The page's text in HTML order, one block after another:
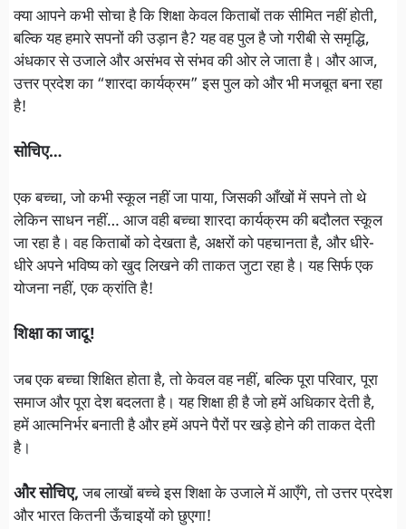
क्या आपने कभी सोचा है कि शिक्षा केवल किताबों तक सीमित नहीं होती,
बल्कि यह हमारे सपनों की उड़ान है? यह वह पुल है जो गरीबी से समृद्धि,
अंधकार से उजाले और असंभव से संभव की ओर ले जाता है। और आज,
उत्तर प्रदेश का “शारदा कार्यक्रम” इस पुल को और भी मजबूत बना रहा
है!
सोचिए…
एक बच्चा, जो कभी स्कूल नहीं जा पाया, जिसकी आँखों में सपने तो थे
लेकिन साधन नहीं… आज वही बच्चा शारदा कार्यक्रम की बदौलत स्कूल
जा रहा है। वह किताबों को देखता है, अक्षरों को पहचानता है, और धीरे-
धीरे अपने भविष्य को खुद लिखने की ताकत जुटा रहा है। यह सिर्फ एक
योजना नहीं, एक क्रांति है!
शिक्षा का जादू!
जब एक बच्चा शिक्षित होता है, तो केवल वह नहीं, बल्कि पूरा परिवार, पूरा
समाज और पूरा देश बदलता है। यह शिक्षा ही है जो हमें अधिकार देती है,
हमें आत्मनिर्भर बनाती है और हमें अपने पैरों पर खड़े होने की ताकत देती
है।
और सोचिए,जब लाखों बच्चे इस शिक्षा के उजाले में आएँगे, तो उत्तर प्रदेश
और भारत कितनी ऊँचाइयों को छुएगा!